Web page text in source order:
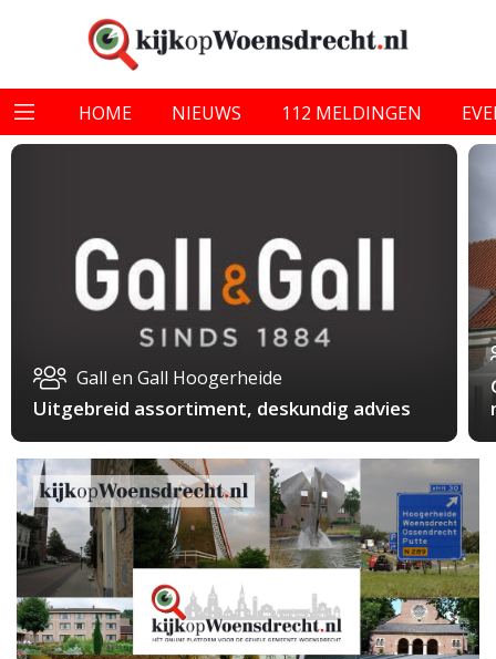
HOME NIEUWS 112 MELDINGEN
Gall en Gall Hoogerheide
Uitgebreid assortiment, deskundig advies